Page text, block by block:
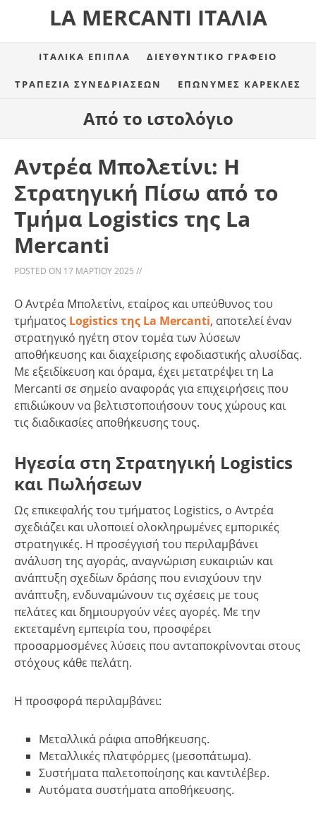
LA MERCANTI ΙΤΑΛΊΑ
ΙΤΑΛΙΚΆ ΈΠΙΠΛΑ ΔΙΕΥΘΥΝΤΙΚΌ ΓΡΑΦΕΊΟ
ΤΡΑΠΈΖΙΑ ΣΥΝΕΔΡΙΆΣΕΩΝ ΕΠΏΝΥΜΕΣ ΚΑΡΈΚΛΕΣ
Από το ιστολόγιο
Αντρέα Μπολετίνι: Η
Στρατηγική Πίσω από το
Τμήμα Logistics της La
Mercanti
POSTED ON 17 ΜΑΡΤΊΟΥ 2025 //
Ο Αντρέα Μπολετίνι, εταίρος και υπεύθυνος του
τμήματος Logistics της La Mercanti, αποτελεί έναν
στρατηγικό ηγέτη στον τομέα των λύσεων
αποθήκευσης και διαχείρισης εφοδιαστικής αλυσίδας.
Με εξειδίκευση και όραμα, έχει μετατρέψει τη La
Mercanti σε σημείο αναφοράς για επιχειρήσεις που
επιδιώκουν να βελτιστοποιήσουν τους χώρους και
τις διαδικασίες αποθήκευσης τους.
Ηγεσία στη Στρατηγική Logistics
και Πωλήσεων
Ως επικεφαλής του τμήματος Logistics, ο Αντρέα
σχεδιάζει και υλοποιεί ολοκληρωμένες εμπορικές
στρατηγικές. Η προσέγγισή του περιλαμβάνει
ανάλυση της αγοράς, αναγνώριση ευκαιριών και
ανάπτυξη σχεδίων δράσης που ενισχύουν την
ανάπτυξη, ενδυναμώνουν τις σχέσεις με τους
πελάτες και δημιουργούν νέες αγορές. Με την
εκτεταμένη εμπειρία του, προσφέρει
προσαρμοσμένες λύσεις που ανταποκρίνονται στους
στόχους κάθε πελάτη.
Η προσφορά περιλαμβάνει:
Μεταλλικά ράφια αποθήκευσης.
Μεταλλικές πλατφόρμες (μεσοπάτωμα).
Συστήματα παλετοποίησης και καντιλέβερ.
Αυτόματα συστήματα αποθήκευσης.